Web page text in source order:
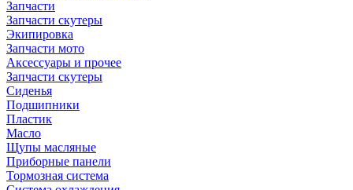
Запчасти
Запчасти скутеры
Экипировка
Запчасти мото
Аксессуары и прочее
Запчасти скутеры
Сиденья
Подшипники
Пластик
Масло
Щупы масляные
Приборные панели
Тормозная система